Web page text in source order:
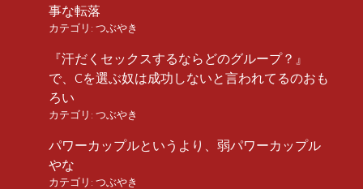
事な転落
カテゴリ: つぶやき
『汗だくセックスするならどのグループ？』
で、Cを選ぶ奴は成功しないと言われてるのおも
ろい
カテゴリ: つぶやき
パワーカップルというより、弱パワーカップル
やな
カテゴリ: つぶやき